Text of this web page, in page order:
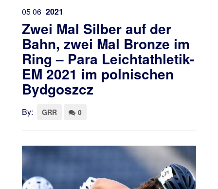
0506 2021
Zwei Mal Silber auf der
Bahn, zwei Mal Bronze im
Ring – Para Leichtathletik-
EM 2021 im polnischen
Bydgoszcz
By: GRR 0